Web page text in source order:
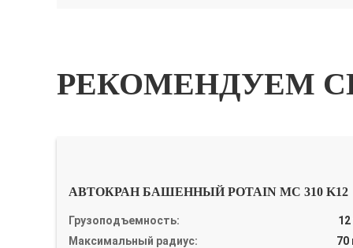
РЕКОМЕНДУЕМ
АВТОКРАН БАШЕННЫЙ POTAIN MC 310 K12
Грузоподъемность:
12
Максимальный радиус:
70